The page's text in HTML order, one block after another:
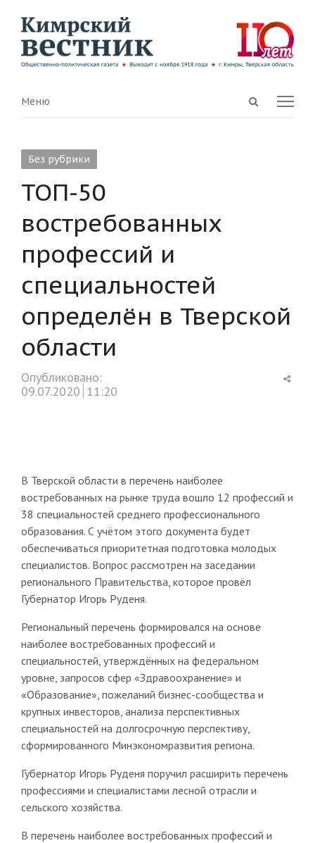
Open
Menu
Меню
Без рубрики
ТОП-50
востребованных
профессий и
специальностей
определён в Тверской
области
Опубликовано:
09.07.2020 11:20
В Тверской области в перечень наиболее
востребованных на рынке труда вошло 12 профессий и
38 специальностей среднего профессионального
образования. С учётом этого документа будет
обеспечиваться приоритетная подготовка молодых
специалистов. Вопрос рассмотрен на заседании
регионального Правительства, которое провёл
Губернатор Игорь Руденя.
Региональный перечень формировался на основе
наиболее востребованных профессий и
специальностей, утверждённых на федеральном
уровне, запросов сфер «Здравоохранение» и
«Образование», пожеланий бизнес-сообщества и
крупных инвесторов, анализа перспективных
специальностей на долгосрочную перспективу,
сформированного Минэкономразвития региона.
Губернатор Игорь Руденя поручил расширить перечень
профессиями и специалистами лесной отрасли и
сельского хозяйства.
В перечень наиболее востребованных профессий и